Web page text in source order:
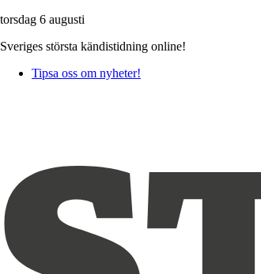
torsdag 6 augusti
Sveriges största kändistidning online!
Tipsa oss om nyheter!